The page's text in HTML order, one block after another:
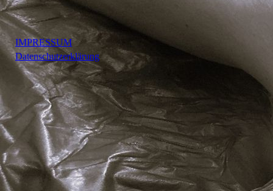
IMPRESSUM
Datenschutzerklärung